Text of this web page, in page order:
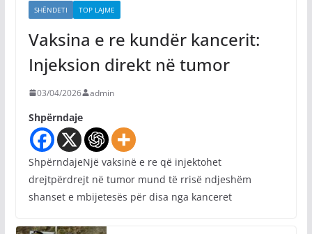
SHËNDETI TOP LAJME
Vaksina e re kundër kancerit:
Injeksion direkt në tumor
03/04/2026 admin
Shpërndaje
ShpërndajeNjë vaksinë e re që injektohet
drejtpërdrejt në tumor mund të rrisë ndjeshëm
shanset e mbijetesës për disa nga kanceret